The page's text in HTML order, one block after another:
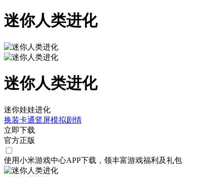
迷你人类进化
迷你人类进化
迷你娃娃进化
换装卡通竖屏模拟剧情
立即下载
官方正版
使用小米游戏中心APP下载 ，领丰富游戏福利 及礼包